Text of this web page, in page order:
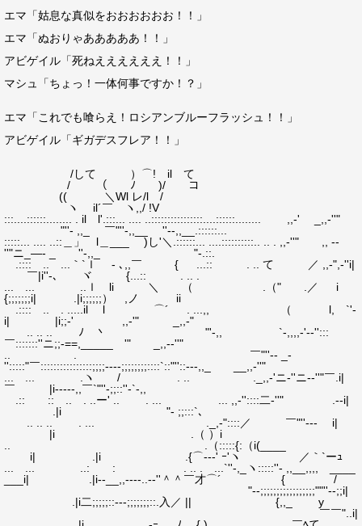
エマ「姑息な真似をおおおおおお！！」
エマ「ぬおりゃあああああ！！」
アビゲイル「死ねええええええ！！」
マシュ「ちょっ！一体何事ですか！？」
エマ「これでも喰らえ！ロシアンブルーフラッシュ！！」
アビゲイル「ギガデスフレア！！」
/して ）⌒! ilゝて
/ （ ﾉ )/ コ
(( ＼Wl レ/l /
ヽ il´￣ ヽ,,/ !V
:::....::::::........ . il l'.:::... .... ..::::::::::::::::....::::::........ ,,-' _,,-''"
"''- ,,_ ￣"''-,,__ ''--,,__.::::::...
:::::... .... ..::＿」 l＿___ )し'＼.::::::... ....::::::::::.. .. . ,,-''" ,, --
''"ニ_―- _ ''-,,_ ゞ "-.::.
.:::: .. ...｀`ｌ - ､,,￣ { ...:: . .. て ／ ,,-",-''i|
￣|i''-､ ヾ {...:: . .. .
... ... ..ｌ li ＼ （ .（" .／ i
{;;;;;;;i| .|i;;;;;;） ,ノ ii
.:::: .. . .....il l ⌒´ . ...,, （ l, `'-
i| |i;;-' ,,-'" _,,-"
.. .. .. ﾉ 丶 "'-,, `-,,,,-'--'':::
￣:::::::''ニ;;-==,_____ '" _,,--''"
.. .ゝ ゝ ￣"''-- _-
'':::::"￣::::::::::::::::;;;;----;;;;;;;;::::`::"''::---,,_ __,,-''"
... ... .ヽ / . .. ._,,-'ニ-''ニ--''"￣.i|
￣ |i-----,,￣`"''-;;::''-`-,,
.:: :: .. . ..ー' .. . ... ... ,,-''::::二-''" .--i|
.|i "- ;;:::`､
.. .. .. . ... ._,-"::::／ ￣"''--- i|
|i .（ ）i
.. .（:::::{:（i(____
i| .|i .{⌒---' ｰ'ヽ ／｀`ーｭ
... ... ..: : . .. . ...`''-,_ヽ:::::''- ,,__,,,, ____
___i| .|i--__,,----..--''＾＾￣才⌒´ { /
"--;;;;;;;;;;;;;;;;;""''--;;i|
.|i二;;;;;::---;;;;;;;::.入／ || {,,_ y
￣￣"..i|